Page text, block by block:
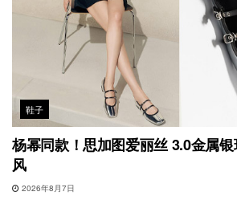
鞋子
杨幂同款！思加图爱丽丝 3.0金属
风
2026年8月7日